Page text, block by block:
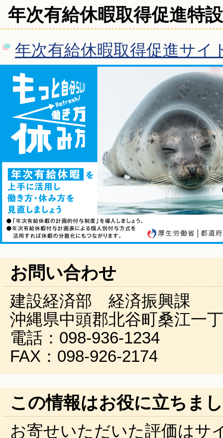
年次有給休暇取得促進特
年次有給休暇取得促進サイ
お問い合わせ
建設経済部 経済振興課
沖縄県中頭郡北谷町桑江一
電話：098-936-1234
FAX：098-926-2174
この情報はお役に立ちま
お寄せいただいた評価はサ